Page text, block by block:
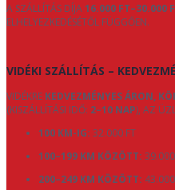
A SZÁLLÍTÁS DÍJA16.000 FT–30.000
ELHELYEZKEDÉSÉTŐL FÜGGŐEN.
VIDÉKI SZÁLLÍTÁS –
VIDÉKRE KEDVEZMÉNYES ÁRON,
(KISZÁLLÍTÁSI IDŐ: 2–10 NAP), AZ
100 KM-IG: 32.000 FT
100–199 KM KÖZÖTT:
200–249 KM KÖZÖTT: